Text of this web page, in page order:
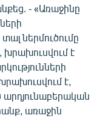
- «Առաջինը
ներմուծումը
է
է,
առաջին